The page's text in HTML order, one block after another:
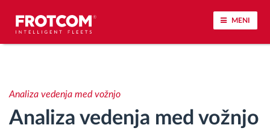
MENI
Analiza vedenja med vožnjo
Analiza vedenja med vožnjo
Analiza vedenja med vožnjo